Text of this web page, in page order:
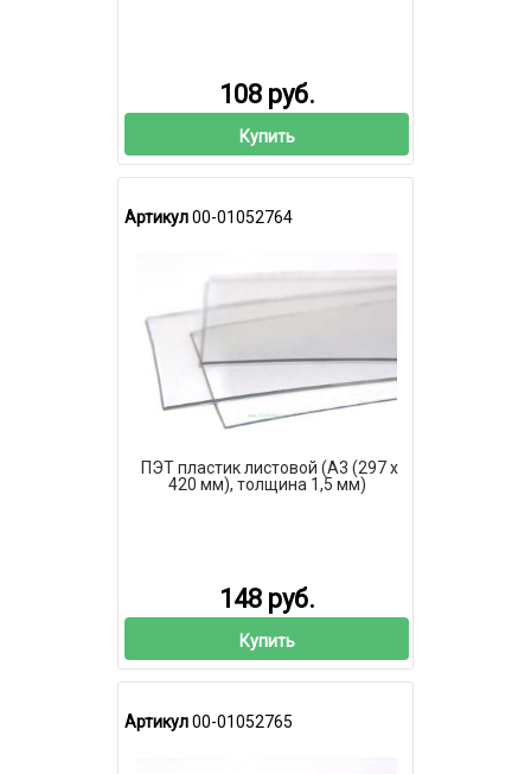
108 руб.
Купить
Артикул00-01052764
ПЭТ пластик листовой (А3 (297 х
420 мм), толщина 1,5 мм)
148 руб.
Купить
Артикул00-01052765